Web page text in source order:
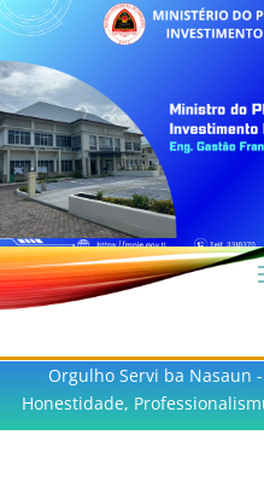
Orgulho Servi ba Nasaun
Honestidade,